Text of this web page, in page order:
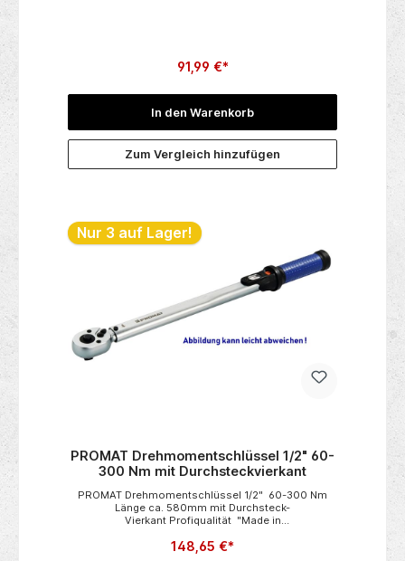
91,99 €*
In den Warenkorb
Zum Vergleich hinzufügen
Nur 3 auf Lager!
PROMAT Drehmomentschlüssel 1/2" 60-
300 Nm mit Durchsteckvierkant
PROMAT Drehmomentschlüssel 1/2" 60-300 Nm
Länge ca. 580mm mit Durchsteck-
Vierkant Profiqualität "Made in
pulverbeschichtetem, stabilem Stahlrohr für den
kontrollierten Rechts- und Linksanzug mit integrierter
148,65 €*